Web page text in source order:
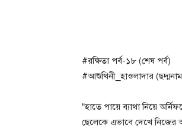
#রক্ষিতা পর্ব-১৮ (শেষ পর্ব)
#আশুথিনী_হাওলাদার
“হাতে পায়ে ব্যাথা নিয়ে
ছেলেকে এভাবে দেখে নিজের